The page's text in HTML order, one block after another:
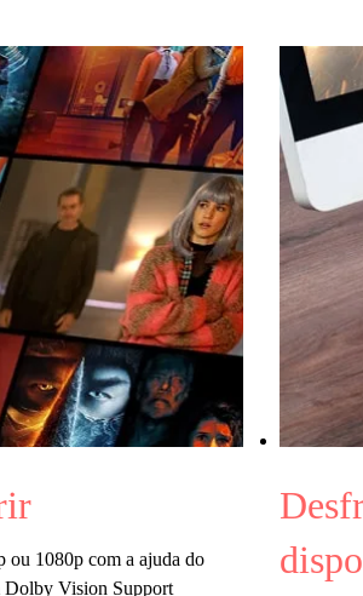
ou 1080p com a ajuda do
Vision Support